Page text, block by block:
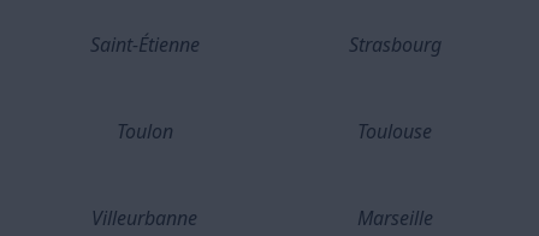
Saint-Étienne Strasbourg
Toulon Toulouse
Villeurbanne Marseille